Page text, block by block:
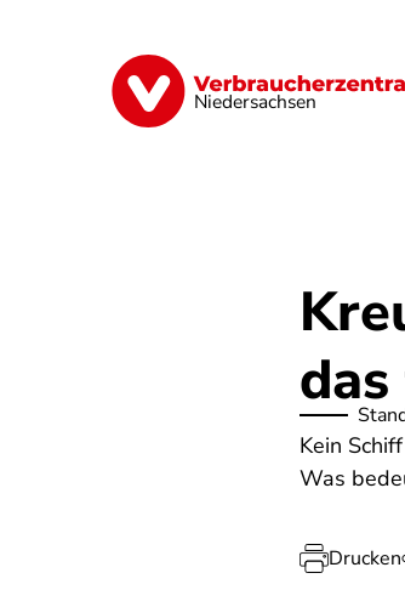
Niedersachsen
Digitale Welt Energie
Kein
Was
Drucken